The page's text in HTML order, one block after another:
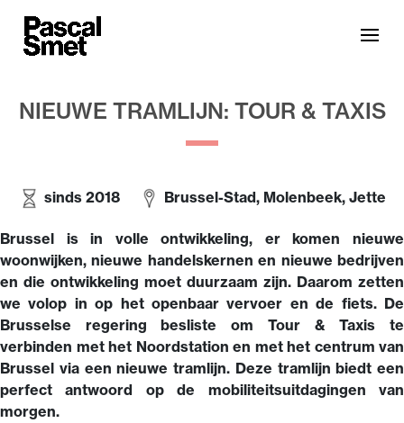
NIEUWE TRAMLIJN: TOUR & TAXIS
sinds 2018 Brussel-Stad, Molenbeek, Jette
Brussel is in volle ontwikkeling, er komen nieuwe
woonwijken, nieuwe handelskernen en nieuwe bedrijven
en die ontwikkeling moet duurzaam zijn. Daarom zetten
we volop in op het openbaar vervoer en de fiets. De
Brusselse regering besliste om Tour & Taxis te
verbinden met het Noordstation en met het centrum van
Brussel via een nieuwe tramlijn. Deze tramlijn biedt een
perfect antwoord op de mobiliteitsuitdagingen van
morgen.